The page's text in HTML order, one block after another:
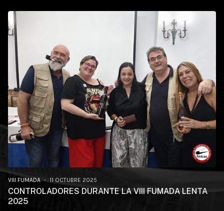
VIII FUMADA 11 OCTUBRE 2025
CONTROLADORES DURANTE LA VIII FUMADA LENTA
2025